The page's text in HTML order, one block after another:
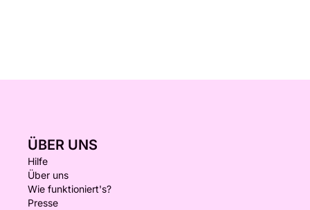
ÜBER UNS
Hilfe
Über uns
Wie funktioniert's?
Presse